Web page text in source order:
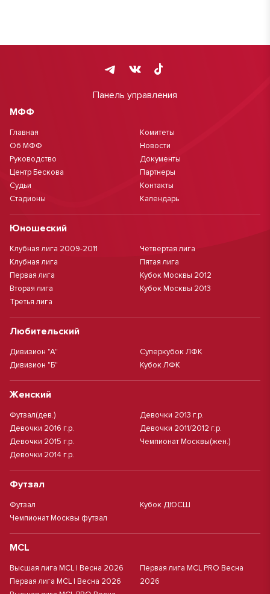
Панель управления
МФФ
Главная
Об МФФ
Руководство
Центр Бескова
Судьи
Стадионы
Комитеты
Новости
Документы
Партнеры
Контакты
Календарь
Юношеский
Клубная лига 2009-2011
Клубная лига
Первая лига
Вторая лига
Третья лига
Четвертая лига
Пятая лига
Кубок Москвы 2012
Кубок Москвы 2013
Любительский
Дивизион "А"
Дивизион "Б"
Суперкубок ЛФК
Кубок ЛФК
Женский
Футзал(дев.)
Девочки 2016 г.р.
Девочки 2015 г.р.
Девочки 2014 г.р.
Девочки 2013 г.р.
Девочки 2011/2012 г.р.
Чемпионат Москвы(жен.)
Футзал
Футзал
Чемпионат Москвы футзал
Кубок ДЮСШ
MCL
Высшая лига MCL | Весна 2026
Первая лига MCL | Весна 2026
Первая лига MCL PRO Весна
2026